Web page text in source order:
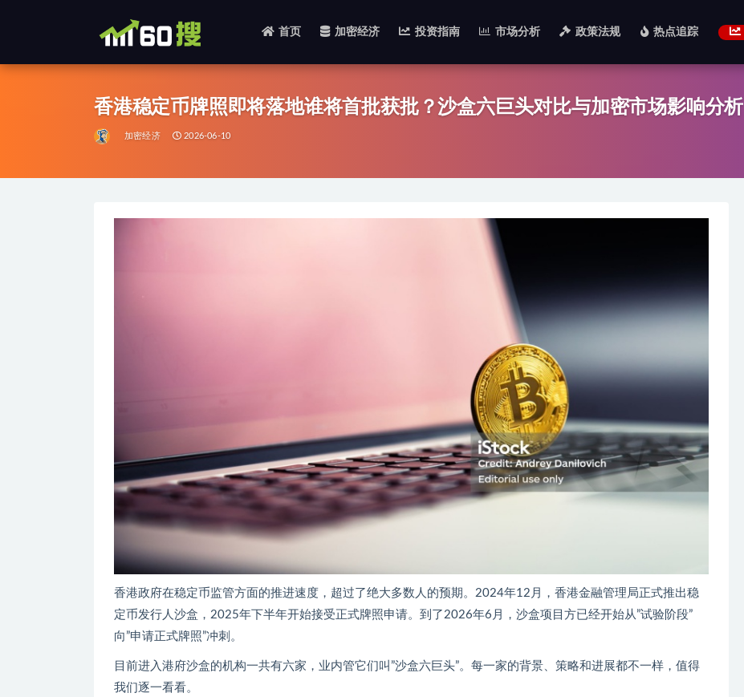
首页 加密经济 投资指南 市场分析 政策法规 热点追踪
香港稳定币牌照即将落地谁将首批获批？沙盒六巨头对比与加密市场影响分析
加密经济 2026-06-10
香港政府在稳定币监管方面的推进速度，超过了绝大多数人的预期。2024年12月，香港金融管理局正式推出稳
定币发行人沙盒，2025年下半年开始接受正式牌照申请。到了2026年6月，沙盒项目方已经开始从”试验阶段”
向”申请正式牌照”冲刺。
目前进入港府沙盒的机构一共有六家，业内管它们叫”沙盒六巨头”。每一家的背景、策略和进展都不一样，值得
我们逐一看看。